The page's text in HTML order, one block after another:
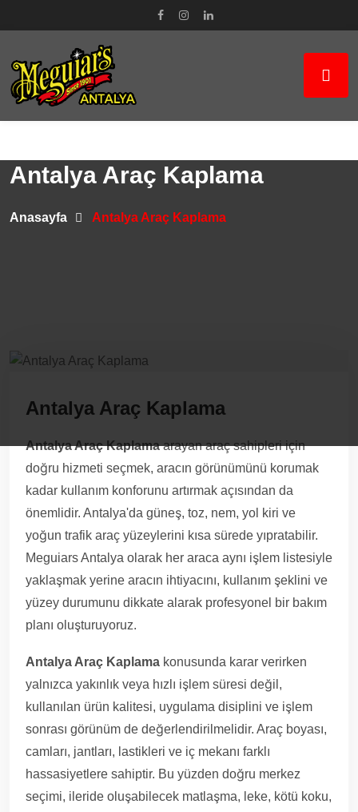
Antalya Araç Kaplama
Anasayfa Antalya Araç Kaplama
Antalya Araç Kaplama
Antalya Araç Kaplamaarayan araç sahipleri için
doğru hizmeti seçmek, aracın görünümünü korumak
kadar kullanım konforunu artırmak açısından da
önemlidir. Antalya'da güneş, toz, nem, yol kiri ve
yoğun trafik araç yüzeylerini kısa sürede yıpratabilir.
Meguiars Antalya olarak her araca aynı işlem listesiyle
yaklaşmak yerine aracın ihtiyacını, kullanım şeklini ve
yüzey durumunu dikkate alarak profesyonel bir bakım
planı oluşturuyoruz.
Antalya Araç Kaplama konusunda karar verirken
yalnızca yakınlık veya hızlı işlem süresi değil,
kullanılan ürün kalitesi, uygulama disiplini ve işlem
sonrası görünüm de değerlendirilmelidir. Araç boyası,
camları, jantları, lastikleri ve iç mekanı farklı
hassasiyetlere sahiptir. Bu yüzden doğru merkez
seçimi, ileride oluşabilecek matlaşma, leke, kötü koku,